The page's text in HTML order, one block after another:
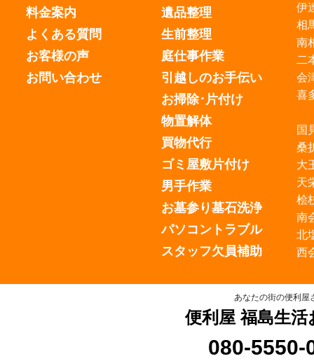
料金案内
よくある質問
お客様の声
お問い合わせ
遺品整理
生前整理
庭仕事作業
引越しのお手伝い
お掃除･片付け
物置解体
買物代行
ゴミ屋敷片付け
男手作業
お墓参り墓石洗浄
パソコントラブル
スタッフ欠員補助
相
南
二
会
喜
桧
南
北
西
あなたの街の便利屋
便利屋 福島生活
080-5550-